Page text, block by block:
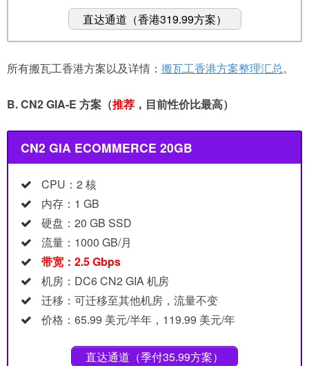
直达通道（香港319.99方案）
所有搬瓦工香港方案以及详情： 搬瓦工香港方案整理汇总。
B. CN2 GIA-E 方案（推荐 ，目前性价比最高）
CN2 GIA ECOMMERCE 20GB
CPU：2 核
内存：1 GB
硬盘：20 GB SSD
流量：1000 GB/月
带宽：2.5 Gbps
机房：DC6 CN2 GIA 机房
迁移：可迁移至其他机房，流量不变
价格：65.99 美元/半年，119.99 美元/年
直达通道（季付35.99方案）